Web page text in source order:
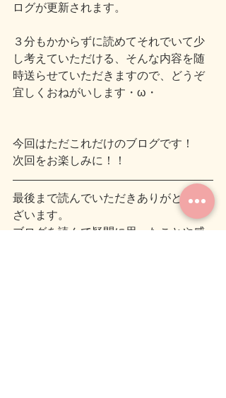
ログが更新されます。
３分もかからずに読めてそれでいて少
し考えていただける、そんな内容を随
時送らせていただきますので、どうぞ
宜しくおねがいします・ω・
今回はただこれだけのブログです！
次回をお楽しみに！！
最後まで読んでいただきありがとうご
ざいます。
ブログを読んで疑問に思ったことや感